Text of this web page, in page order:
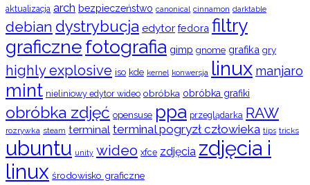
aktualizacja arch bezpieczeństwo canonical cinnamon darktable
debian dystrybucja edytor fedora filtry
graficznefotografia gimp gnome grafika gry
highly explosive iso kde kernel konwersja linux manjaro
mint nieliniowy edytor wideo obróbka obróbka grafiki
obróbka zdjęć opensuse ppa przeglądarka RAW
rozrywka steam terminal terminal pogryzł człowieka tips tricks
ubuntu unity wideo xfce zdjęcia zdjęcia i
linux środowisko graficzne